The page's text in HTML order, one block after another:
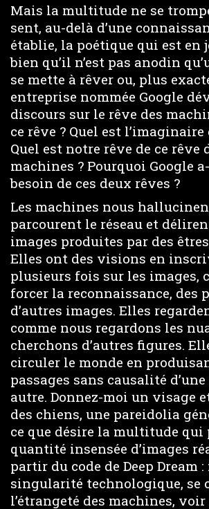
Mais la multitude ne se
sent, au-delà d’une
établie, la poétique qui est en
bien qu’il n’est pas anodin
se mette à rêver ou, plus
entreprise nommée Google
discours sur le rêve des
ce rêve ? Quel est l’imaginaire
Quel est notre rêve de ce rêve
machines ? Pourquoi Google
besoin de ces deux rêves ?
Les machines nous
parcourent le réseau et
images produites par des
Elles ont des visions en
plusieurs fois sur les images,
forcer la reconnaissance, des
d’autres images. Elles
comme nous regardons les
cherchons d’autres figures.
circuler le monde en
passages sans causalité
autre. Donnez-moi un visage
des chiens, une pareidolia
ce que désire la multitude qui
quantité insensée d’images
partir du code de Deep Dream
singularité technologique, se
l’étrangeté des machines,